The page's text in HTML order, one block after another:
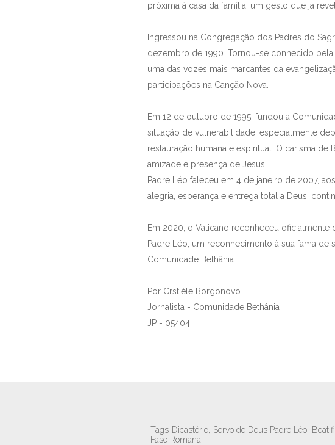
próxima à casa da família, um gesto que já
Ingressou na Congregação dos Padres do
dezembro de 1990. Tornou-se conhecido
uma das vozes mais marcantes da
participações na Canção Nova.
Em 12 de outubro de 1995, fundou a
situação de vulnerabilidade, especialmente
restauração humana e espiritual. O carisma de
amizade e presença de Jesus.
Padre Léo faleceu em 4 de janeiro de 2007,
alegria, esperança e entrega total a Deus,
Em 2020, o Vaticano reconheceu
Padre Léo, um reconhecimento à sua fama
Comunidade Bethânia.
Por Crstiéle Borgonovo
Jornalista - Comunidade Bethânia
JP - 05404
Tags Dicastério, Servo de Deus Padre Léo,
Fase Romana,